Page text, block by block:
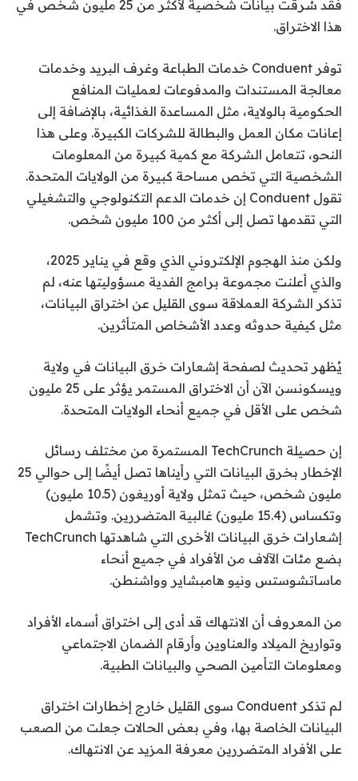
فقد سُرقت بيانات شخصية لأكثر من 25 مليون شخص في
هذا الاختراق.
توفر Conduent خدمات الطباعة وغرف البريد وخدمات
معالجة المستندات والمدفوعات لعمليات المنافع
الحكومية بالولاية، مثل المساعدة الغذائية، بالإضافة إلى
إعانات مكان العمل والبطالة للشركات الكبيرة. وعلى هذا
النحو، تتعامل الشركة مع كمية كبيرة من المعلومات
الشخصية التي تخص مساحة كبيرة من الولايات المتحدة.
تقول Conduent إن خدمات الدعم التكنولوجي والتشغيلي
التي تقدمها تصل إلى أكثر من 100 مليون شخص.
ولكن منذ الهجوم الإلكتروني الذي وقع في يناير 2025،
والذي أعلنت مجموعة برامج الفدية مسؤوليتها عنه، لم
تذكر الشركة العملاقة سوى القليل عن اختراق البيانات،
مثل كيفية حدوثه وعدد الأشخاص المتأثرين.
يُظهر تحديث لصفحة إشعارات خرق البيانات في ولاية
ويسكونسن الآن أن الاختراق المستمر يؤثر على 25 مليون
شخص على الأقل في جميع أنحاء الولايات المتحدة.
إن حصيلة TechCrunch المستمرة من مختلف رسائل
الإخطار بخرق البيانات التي رأيناها تصل أيضًا إلى حوالي 25
مليون شخص، حيث تمثل ولاية أوريغون (10.5 مليون)
وتكساس (15.4 مليون) غالبية المتضررين. وتشمل
إشعارات خرق البيانات الأخرى التي شاهدتها TechCrunch
بضع مئات الآلاف من الأفراد في جميع أنحاء
ماساتشوستس ونيو هامبشاير وواشنطن.
من المعروف أن الانتهاك قد أدى إلى اختراق أسماء الأفراد
وتواريخ الميلاد والعناوين وأرقام الضمان الاجتماعي
ومعلومات التأمين الصحي والبيانات الطبية.
لم تذكر Conduent سوى القليل خارج إخطارات اختراق
البيانات الخاصة بها، وفي بعض الحالات جعلت من الصعب
على الأفراد المتضررين معرفة المزيد عن الانتهاك.